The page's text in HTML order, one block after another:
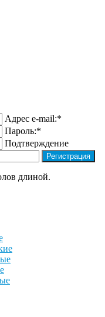
Адрес e-mail:*
Пароль:*
Подтверждение
длиной.